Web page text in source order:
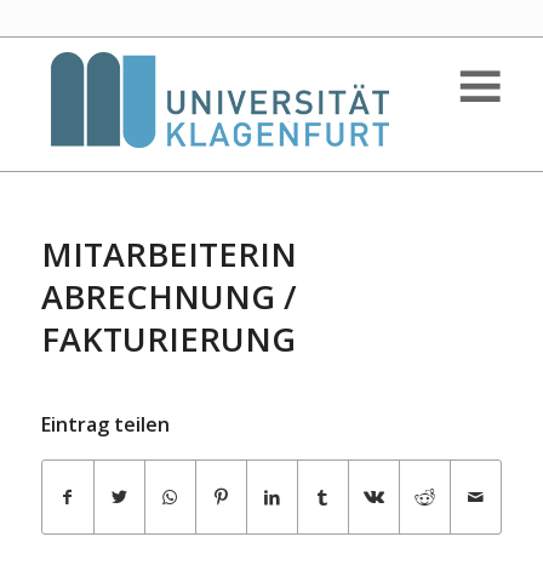
MITARBEITERIN
ABRECHNUNG /
FAKTURIERUNG
Eintrag teilen